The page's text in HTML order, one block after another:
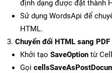
định dạng được đặt thành
Sử dụng WordsApi để
HTML.
Chuyển đổi HTML sang
Khởi tạo SaveOption từ
Gọi